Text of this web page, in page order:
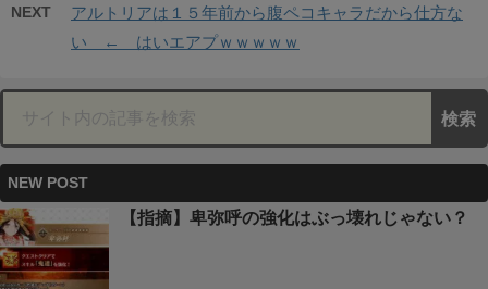
NEXT
アルトリアは１５年前から腹ペコキャラだから仕方な
い ← はいエアプｗｗｗｗｗ
NEW POST
【指摘】卑弥呼の強化はぶっ壊れじゃない？